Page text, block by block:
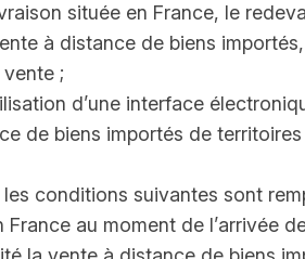
située en France, le
à distance de biens
;
d’une interface
de biens importés de
conditions suivantes sont
au moment de l’arrivée